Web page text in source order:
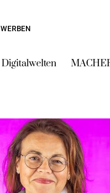
WERBEN
Digitalwelten